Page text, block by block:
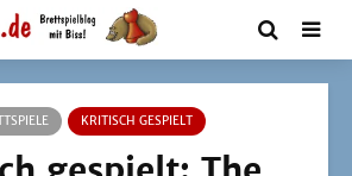
KRITISCH GESPIELT